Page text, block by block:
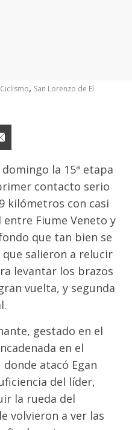
Ciclismo, San Lorenzo de El
la 15ª etapa
contacto serio
kilómetros con casi
entre Fiume Veneto y
que tan bien se
que salieron a relucir
levantar los brazos
vuelta, y segunda
gestado en el
en el
atacó Egan
del líder,
la rueda del
volvieron a ver las